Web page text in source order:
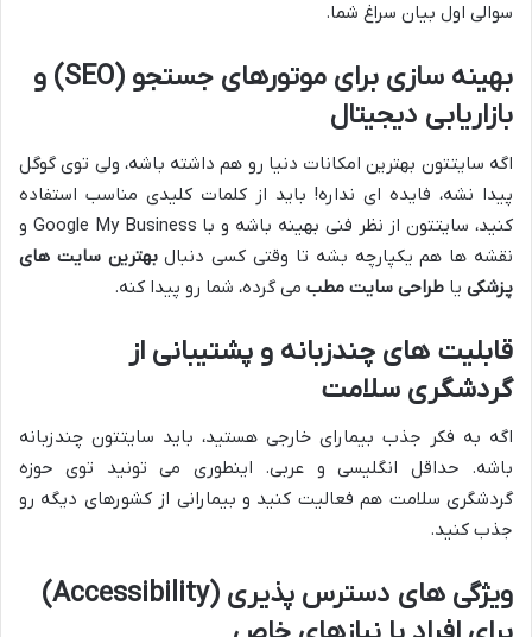
سوالی اول بیان سراغ شما.
بهینه سازی برای موتورهای جستجو (SEO) و
بازاریابی دیجیتال
اگه سایتتون بهترین امکانات دنیا رو هم داشته باشه، ولی توی گوگل
پیدا نشه، فایده ای نداره! باید از کلمات کلیدی مناسب استفاده
کنید، سایتتون از نظر فنی بهینه باشه و با Google My Business و
نقشه ها هم یکپارچه بشه تا وقتی کسی دنبالبهترین سایت های
پزشکی یا طراحی سایت مطب می گرده، شما رو پیدا کنه.
قابلیت های چندزبانه و پشتیبانی از
گردشگری سلامت
اگه به فکر جذب بیمارای خارجی هستید، باید سایتتون چندزبانه
باشه. حداقل انگلیسی و عربی. اینطوری می تونید توی حوزه
گردشگری سلامت هم فعالیت کنید و بیمارانی از کشورهای دیگه رو
جذب کنید.
ویژگی های دسترس پذیری (Accessibility)